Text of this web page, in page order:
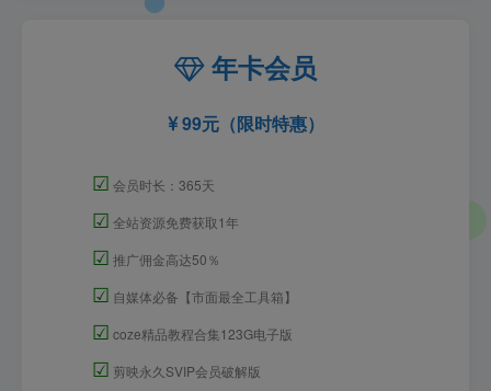
年卡会员
99元（限时特惠）
☑ 会员时长：365天
☑ 全站资源免费获取1年
☑ 推广佣金高达50％
☑ 自媒体必备【市面最全工具箱】
☑ coze精品教程合集123G电子版
☑ 剪映永久SVIP会员破解版